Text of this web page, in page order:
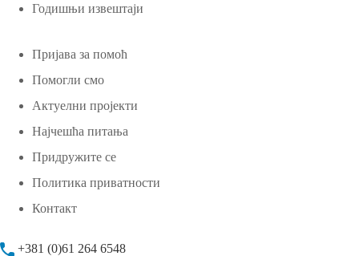
Годишњи извештаји
Пријава за помоћ
Помогли смо
Актуелни пројекти
Најчешћа питања
Придружите се
Политика приватности
Контакт
+381 (0)61 264 6548